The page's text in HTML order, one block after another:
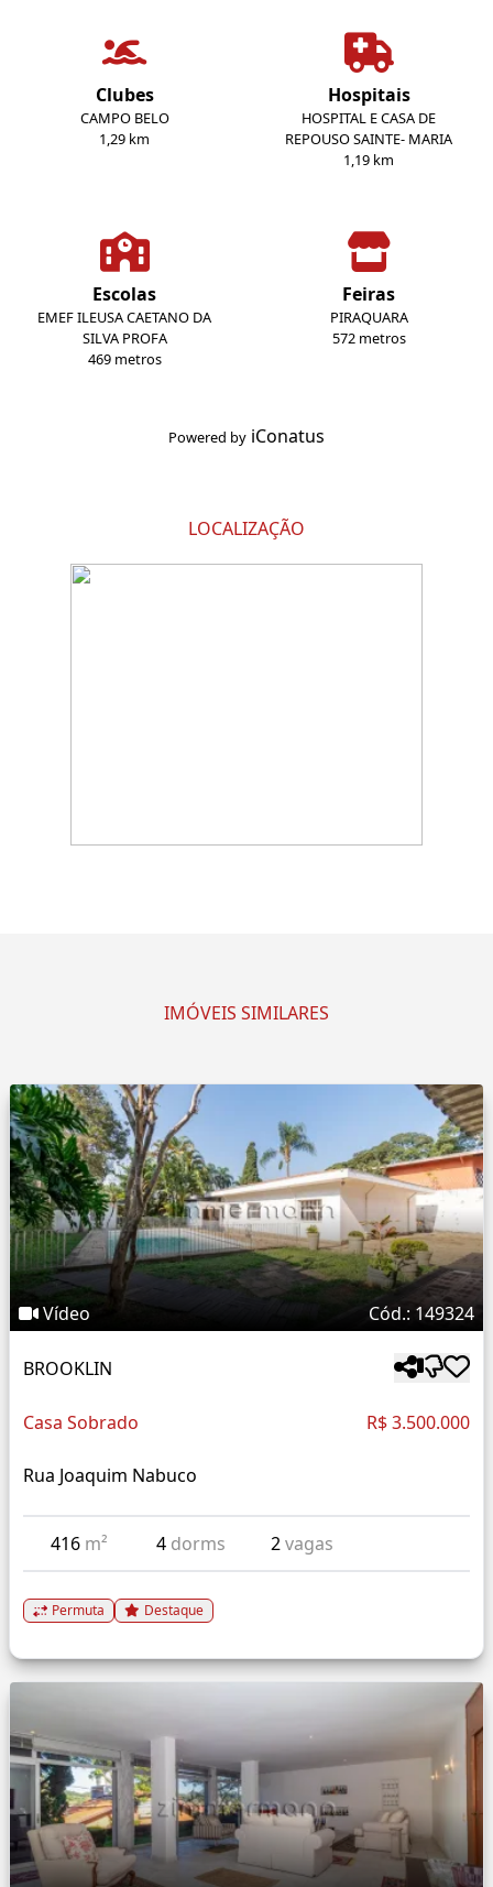
Clubes
CAMPO BELO
1,29 km
Hospitais
HOSPITAL E CASA DE
REPOUSO SAINTE- MARIA
1,19 km
Escolas
EMEF ILEUSA CAETANO DA
SILVA PROFA
469 metros
Feiras
PIRAQUARA
572 metros
Powered by iConatus
LOCALIZAÇÃO
IMÓVEIS SIMILARES
Vídeo Cód.: 149324
BROOKLIN
Casa Sobrado R$ 3.500.000
Rua Joaquim Nabuco
416 m² 4 dorms 2vagas
Permuta Destaque